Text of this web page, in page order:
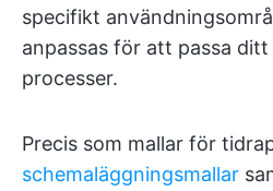
specifikt
anpassas för att passa
processer.
Precis som mallar för
schemaläggningsmallar